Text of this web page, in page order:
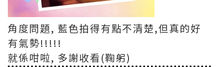
角度問題, 藍色拍得有點不清楚,但真的好
有氣勢!!!!!
就係咁啦, 多謝收看(鞠躬)